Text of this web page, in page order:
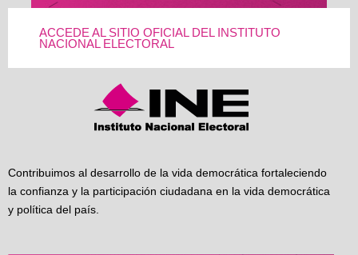
ACCEDE AL SITIO OFICIAL DEL INSTITUTO
NACIONAL ELECTORAL
Contribuimos al desarrollo de la vida democrática fortaleciendo
la confianza y la participación ciudadana en la vida democrática
y política del país.